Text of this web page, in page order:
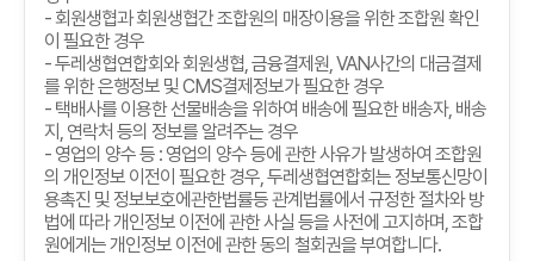
- 회원생협과 회원생협간 조합원의 매장이용을 위한 조합원 확인
이 필요한 경우
-두레생협연합회와 회원생협,금융결제원, VAN사간의 대금결제
를 위한 은행정보 및CMS결제정보가 필요한 경우
- 택배사를 이용한 선물배송을 위하여 배송에 필요한 배송자, 배송
지 , 연락처 등의 정보를 알려주는 경우
- 영업의 양수 등 : 영업의 양수 등에 관한 사유가 발생하여 조합원
의 개인정보 이전이 필요한 경우,두레생협연합회는 정보통신망이
용촉진 및 정보보호에관한법률등 관계법률에서 규정한 절차와 방
법에 따라 개인정보 이전에 관한 사실 등을 사전에 고지하며,조합
원에게는 개인정보 이전에 관한 동의 철회권을 부여합니다.